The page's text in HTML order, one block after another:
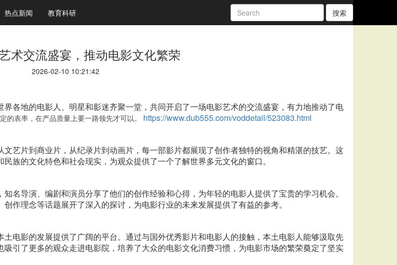
热点新闻 教育科研 搜索
术交流盛宴，推动电影文化繁荣
2026-02-10 10:21:42
各地的电影人、明星和影迷齐聚一堂，共同开启了一场电影艺术的交流盛宴，有力地推动了电
的表率，在产品质量上要一路领先才可以。 https://www.dub555.com/voddetail/523083.html
艺片到商业片，从纪录片到动画片，每一部影片都展现了创作者独特的视角和精湛的技艺。这
族的文化特色和社会现实，为观众提供了一个了解世界多元文化的窗口。
名导演、编剧和演员分享了他们的创作经验和心得，为年轻的电影人提供了宝贵的学习机会。
作理念等话题展开了深入的探讨，为电影行业的未来发展提供了有益的参考。
电影的发展提供了广阔的平台。通过与国外优秀影片和电影人的接触，本土电影人能够汲取先
引了更多的观众走进电影院，培养了大众的电影文化消费习惯，为电影市场的繁荣奠定了坚实